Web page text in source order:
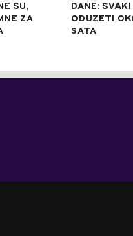
SU,
ZA
DANE:
ODUZETI
SATA